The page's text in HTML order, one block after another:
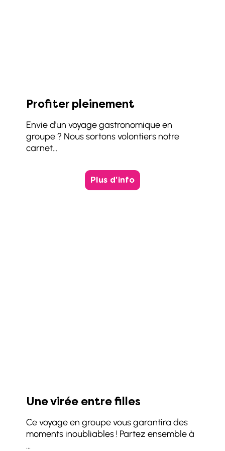
Envie d'un voyage gastronomique en
groupe ? Nous sortons volontiers notre
carnet...
Profiter pleinement
Plus d'info
Ce voyage en groupe vous garantira des
moments inoubliables ! Partez ensemble à
...
Une virée entre filles